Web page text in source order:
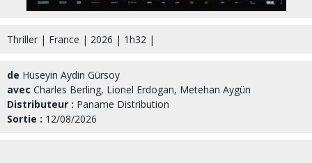
Thriller | France | 2026 | 1h32 |
de Hüseyin Aydin Gürsoy
avec Charles Berling, Lionel Erdogan, Metehan Aygün
Distributeur : Paname Distribution
Sortie : 12/08/2026